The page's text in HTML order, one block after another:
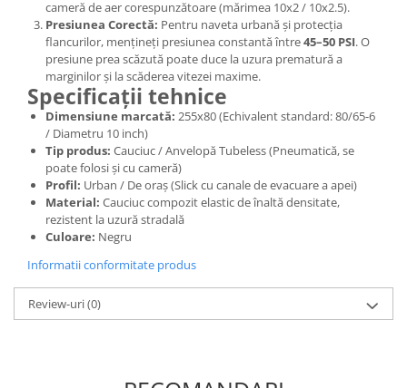
cameră de aer corespunzătoare (mărimea 10x2 / 10x2.5).
Presiunea Corectă: Pentru naveta urbană și protecția
flancurilor, mențineți presiunea constantă între45–50 PSI. O
presiune prea scăzută poate duce la uzura prematură a
marginilor și la scăderea vitezei maxime.
Specificații tehnice
Dimensiune marcată: 255x80 (Echivalent standard: 80/65-6
/ Diametru 10 inch)
Tip produs: Cauciuc / Anvelopă Tubeless (Pneumatică, se
poate folosi și cu cameră)
Profil: Urban / De oraș (Slick cu canale de evacuare a apei)
Material: Cauciuc compozit elastic de înaltă densitate,
rezistent la uzură stradală
Culoare: Negru
Informatii conformitate produs
Review-uri(0)